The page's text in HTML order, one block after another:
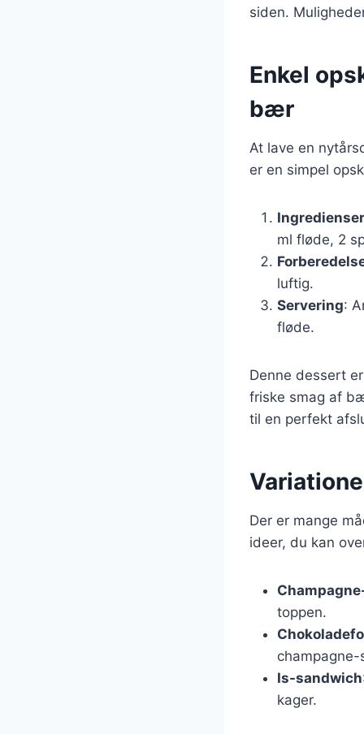
siden.
Enkel
bær
At lave en
er en simpel
Ingredienser
ml fløde, 2
luftig.
Servering:
fløde.
Denne dessert
friske smag af
til en perfekt
Der er mange
ideer, du kan
toppen.
champagne-
Is-sandwich
kager.